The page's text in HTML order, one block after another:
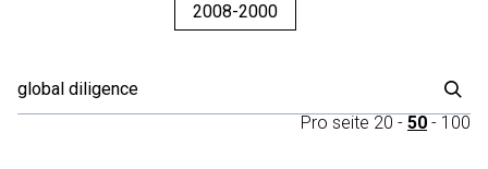
2008-2000
Pro seite 20 - 50 - 100